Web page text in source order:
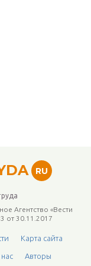
RU
Агентство «Вести
от 30.11.2017
Карта сайта
Авторы